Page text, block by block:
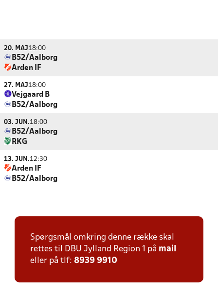
20. MAJ18:00
B52/Aalborg
Arden IF
27. MAJ18:00
Vejgaard B
B52/Aalborg
03. JUN.18:00
B52/Aalborg
RKG
13. JUN.12:30
Arden IF
B52/Aalborg
Spørgsmål omkring denne række skal
rettes til DBU Jylland Region 1 på mail
eller på tlf: 8939 9910